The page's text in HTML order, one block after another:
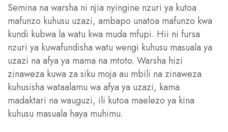
Semina na warsha ni njia nyingine nzuri ya kutoa
mafunzo kuhusu uzazi, ambapo unatoa mafunzo kwa
kundi kubwa la watu kwa muda mfupi. Hii ni fursa
nzuri ya kuwafundisha watu wengi kuhusu masuala ya
uzazi na afya ya mama na mtoto. Warsha hizi
zinaweza kuwa za siku moja au mbili na zinaweza
kuhusisha wataalamu wa afya ya uzazi, kama
madaktari na wauguzi, ili kutoa maelezo ya kina
kuhusu masuala haya muhimu.